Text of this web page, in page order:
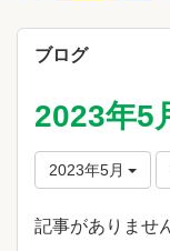
ブログ
2023年5
2023年5月
記事がありませ